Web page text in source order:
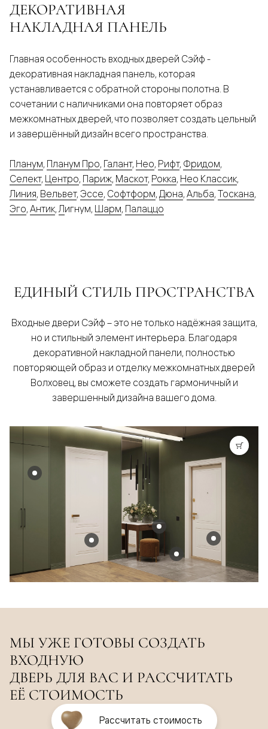
ДЕКОРАТИВНАЯ
НАКЛАДНАЯ ПАНЕЛЬ
Главная особенность входных дверей Сэйф -
декоративная накладная панель, которая
устанавливается с обратной стороны полотна. В
сочетании с наличниками она повторяет образ
межкомнатных дверей, что позволяет создать цельный
и завершённый дизайн всего пространства.
Планум, Планум Про, Галант, Нео, Рифт, Фридом,
Селект, Центро, Париж, Маскот, Рокка, Нео Классик,
Линия, Вельвет, Эссе, Софтформ, Дюна, Альба, Тоскана,
Эго, Антик,Лигнум, Шарм, Палаццо
ЕДИНЫЙ СТИЛЬ ПРОСТРАНСТВА
Входные двери Сэйф – это не только надёжная защита,
но и стильный элемент интерьера. Благодаря
декоративной накладной панели, полностью
повторяющей образ и отделку межкомнатных дверей
Волховец, вы сможете создать гармоничный и
завершенный дизайна вашего дома.
МЫ УЖЕ ГОТОВЫ СОЗДАТЬ
ВХОДНУЮ
ДВЕРЬ ДЛЯ ВАС И РАССЧИТАТЬ
ЕЁ СТОИМОСТЬ
Рассчитать стоимость